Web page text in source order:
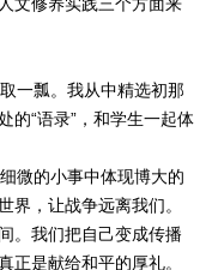
一瓢。我从中精选初那
的“语录”，和学生一起体
微的小事中体现博大的
界，让战争远离我们。
。我们把自己变成传播
正是献给和平的厚礼。